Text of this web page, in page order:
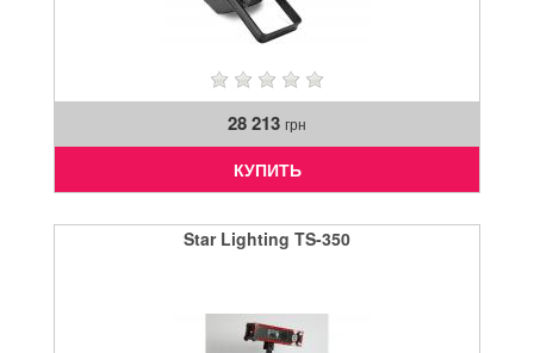
28 213 грн
КУПИТЬ
Star Lighting TS-350